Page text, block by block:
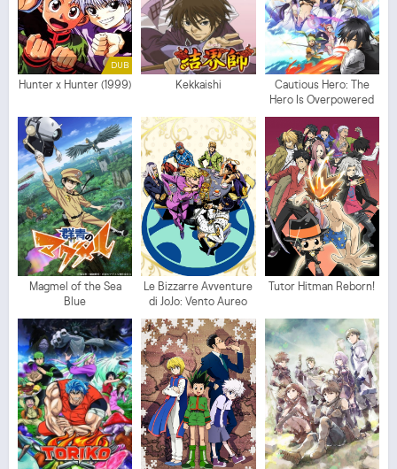
DUB
Hunter x Hunter (1999) Kekkaishi
Cautious Hero: The
Hero Is Overpowered
but Overly Cautious
Magmel of the Sea
Blue
Le Bizzarre Avventure
di JoJo: Vento Aureo
Tutor Hitman Reborn!